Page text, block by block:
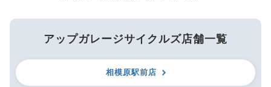
アップガレージサイクルズ店舗一覧
相模原駅前店